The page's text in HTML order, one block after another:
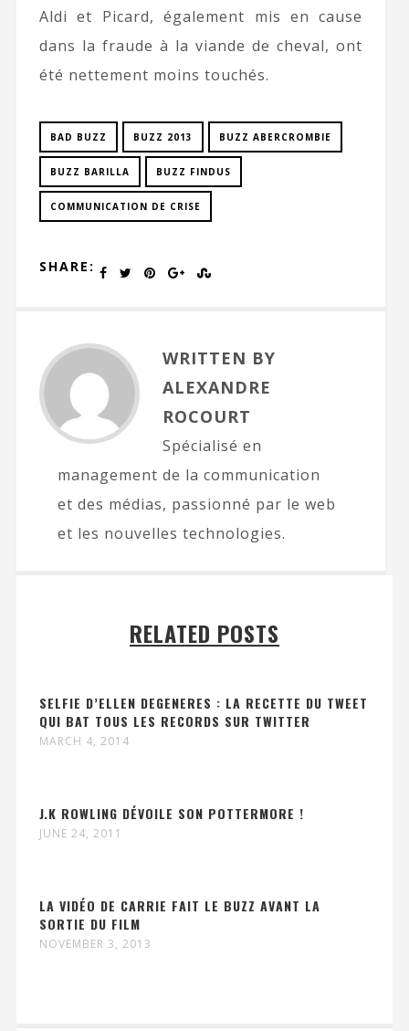
Aldi et Picard, également mis en cause
dans la fraude à la viande de cheval, ont
été nettement moins touchés.
BAD BUZZ BUZZ 2013 BUZZ ABERCROMBIE
BUZZ BARILLA BUZZ FINDUS
COMMUNICATION DE CRISE
SHARE:
WRITTEN BY
ALEXANDRE
ROCOURT
Spécialisé en
management de la communication
et des médias, passionné par le web
et les nouvelles technologies.
RELATED POSTS
SELFIE D’ELLEN DEGENERES : LA RECETTE DU TWEET
QUI BAT TOUS LES RECORDS SUR TWITTER
MARCH 4, 2014
J.K ROWLING DÉVOILE SON POTTERMORE !
JUNE 24, 2011
LA VIDÉO DE CARRIE FAIT LE BUZZ AVANT LA
SORTIE DU FILM
NOVEMBER 3, 2013